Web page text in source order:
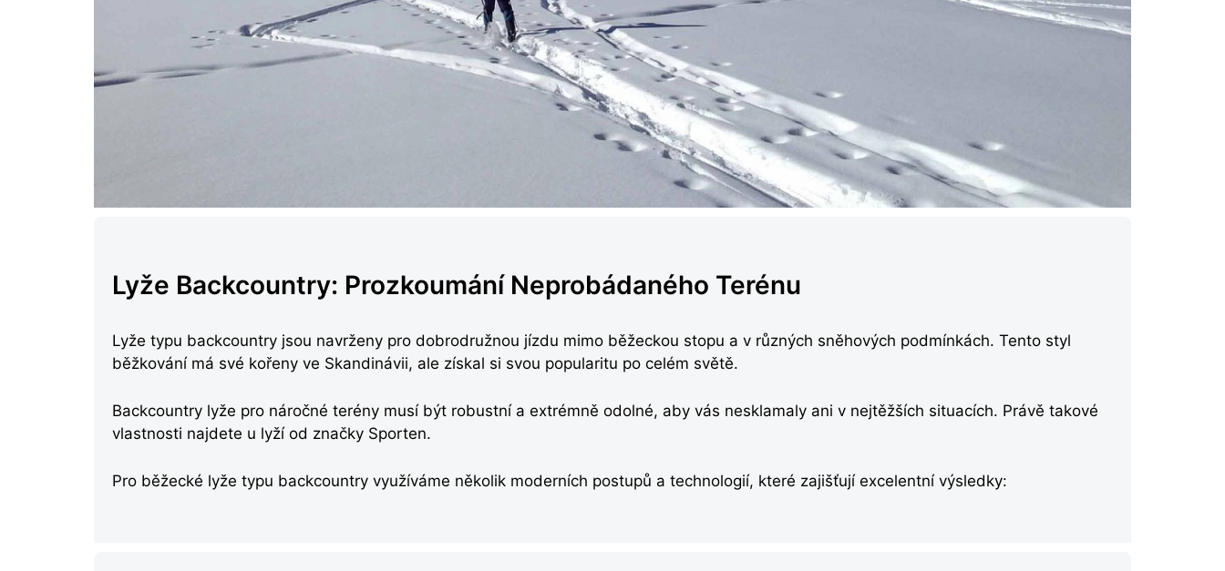
Lyže Backcountry: Prozkoumání Neprobádaného Terénu
Lyže typu backcountry jsou navrženy pro dobrodružnou jízdu mimo běžeckou stopu a v různých sněhových podmínkách. Tento styl
běžkování má své kořeny ve Skandinávii, ale získal si svou popularitu po celém světě.
Backcountry lyže pro náročné terény musí být robustní a extrémně odolné, aby vás nesklamaly ani v nejtěžších situacích. Právě takové
vlastnosti najdete u lyží od značky Sporten.
Pro běžecké lyže typu backcountry využíváme několik moderních postupů a technologií, které zajišťují excelentní výsledky: